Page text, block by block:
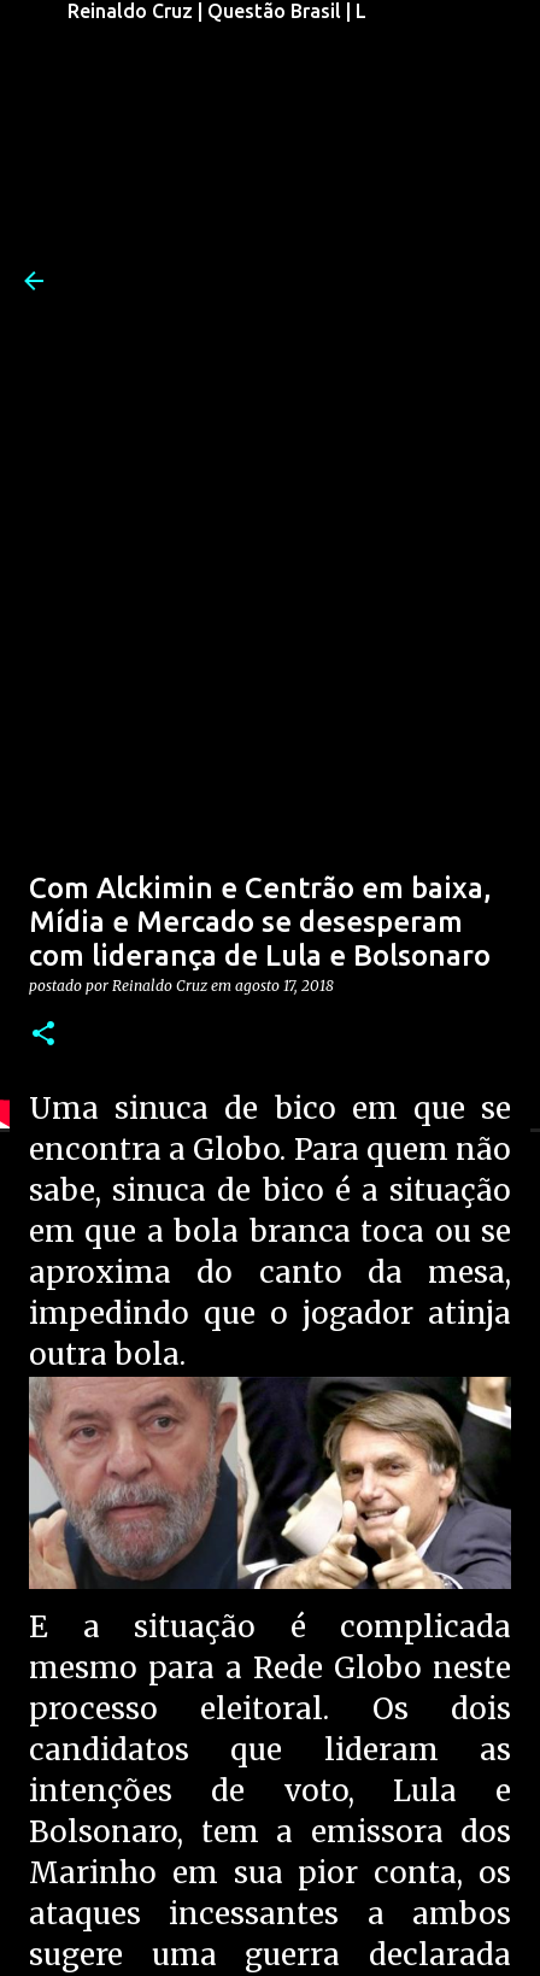
Reinaldo Cruz | Questão Brasil | L
Com Alckimin e Centrão em baixa,
Mídia e Mercado se desesperam
com liderança de Lula e Bolsonaro
postado por Reinaldo Cruz em agosto 17, 2018
Uma sinuca de bico em que se
encontra a Globo. Para quem não
sabe, sinuca de bico é a situação
em que a bola branca toca ou se
aproxima do canto da mesa,
impedindo que o jogador atinja
outra bola.
E a situação é complicada
mesmo para a Rede Globo neste
processo eleitoral. Os dois
candidatos que lideram as
intenções de voto, Lula e
Bolsonaro, tem a emissora dos
Marinho em sua pior conta, os
ataques incessantes a ambos
sugere uma guerra declarada